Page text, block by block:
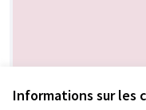
Informations sur les